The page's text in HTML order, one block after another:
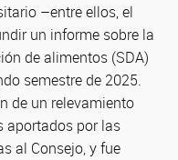
–entre ellos, el
un informe sobre la
de alimentos (SDA)
semestre de 2025.
de un relevamiento
aportados por las
al Consejo, y fue